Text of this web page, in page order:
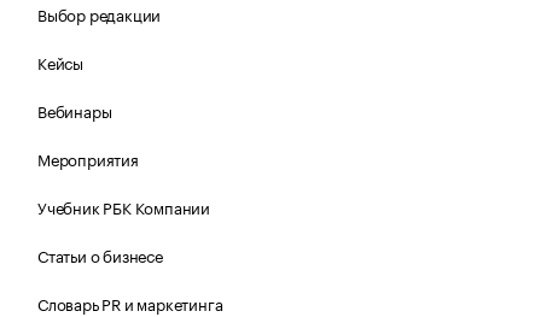
Выбор редакции
Кейсы
Вебинары
Мероприятия
Учебник РБК Компании
Статьи о бизнесе
Словарь PR и маркетинга